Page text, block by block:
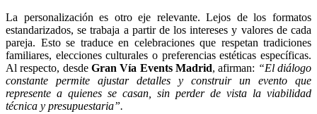
La personalización es otro eje relevante. Lejos de los formatos
estandarizados, se trabaja a partir de los intereses y valores de cada
pareja. Esto se traduce en celebraciones que respetan tradiciones
familiares, elecciones culturales o preferencias estéticas específicas.
Al respecto, desde Gran Vía Events Madrid, afirman: “El diálogo
constante permite ajustar detalles y construir un evento que
represente a quienes se casan, sin perder de vista la viabilidad
técnica y presupuestaria”.